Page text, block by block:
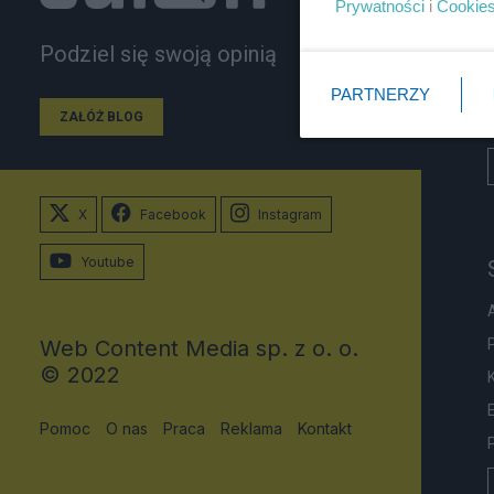
Podziel się swoją opinią
ZAŁÓŻ BLOG
X Facebook Instagram
Youtube
Web Content Media sp. z o. o.
© 2022
Pomoc O nas Praca Reklama Kontakt
Prywatności i Cookies
PARTNERZY